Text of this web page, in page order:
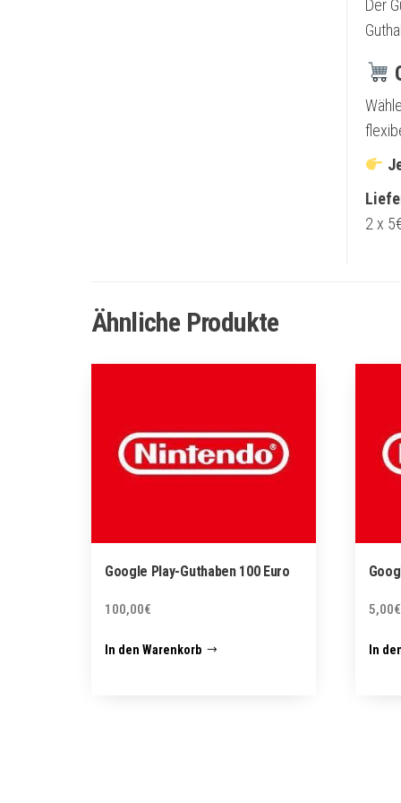
Der
2 x
Ähnliche Produkte
Google Play-Guthaben 100 Euro
100,00€
In den Warenkorb
5,00€
In